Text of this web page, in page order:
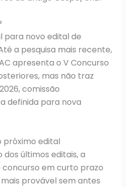
para novo edital de
a pesquisa mais recente,
apresenta o V Concurso
mas não traz
comissão
definida para nova
próximo edital
últimos editais, a
em curto prazo
provável sem antes